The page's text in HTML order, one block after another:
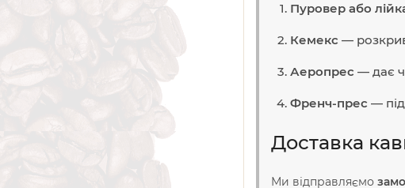
Пуровер або
Кемекс —
Аеропрес — дає
Френч-прес —
Доставка
Ми відправляємо